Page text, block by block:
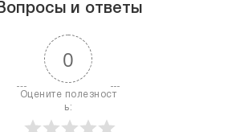
и ответы
0
Оцените полезност
ь: